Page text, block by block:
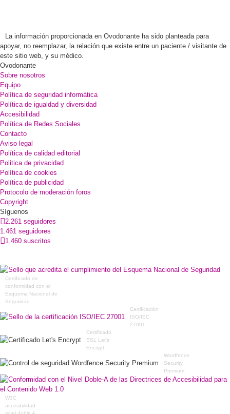
La información proporcionada en Ovodonante ha sido planteada para
apoyar, no reemplazar, la relación que existe entre un paciente / visitante de
este sitio web, y su médico.
Ovodonante
Sobre nosotros
Equipo
Política de seguridad informática
Política de igualdad y diversidad
Accesibilidad
Política de Redes Sociales
Contacto
Aviso legal
Política de calidad editorial
Politica de privacidad
Política de cookies
Política de publicidad
Protocolo de moderación foros
Copyright
Síguenos
2.261 seguidores
1.461 seguidores
1.460 suscritos
Certificado de
conformidad con el
Esquema Nacional de
Seguridad
Certificación
ISO/IEC
27001
Certificado
SSL Let's
Encrypt
Wordfence
Security
Premium
W3C
accesibilidad